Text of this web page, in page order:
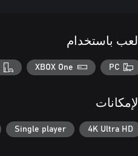
العب باستخدام
PC
XBOX One
الإمكانات
4K Ultra HD
Single player